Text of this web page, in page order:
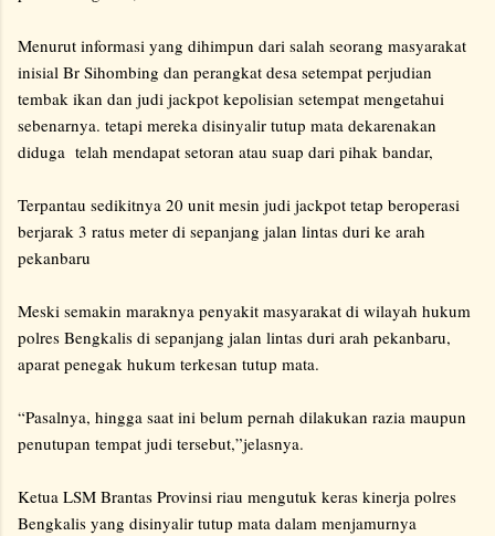
Menurut informasi yang dihimpun dari salah seorang masyarakat
inisial Br Sihombing dan perangkat desa setempat perjudian
tembak ikan dan judi jackpot kepolisian setempat mengetahui
sebenarnya. tetapi mereka disinyalir tutup mata dekarenakan
diduga telah mendapat setoran atau suap dari pihak bandar,
Terpantau sedikitnya 20 unit mesin judi jackpot tetap beroperasi
berjarak 3 ratus meter di sepanjang jalan lintas duri ke arah
pekanbaru
Meski semakin maraknya penyakit masyarakat di wilayah hukum
polres Bengkalis di sepanjang jalan lintas duri arah pekanbaru,
aparat penegak hukum terkesan tutup mata.
“Pasalnya, hingga saat ini belum pernah dilakukan razia maupun
penutupan tempat judi tersebut,”jelasnya.
Ketua LSM Brantas Provinsi riau mengutuk keras kinerja polres
Bengkalis yang disinyalir tutup mata dalam menjamurnya